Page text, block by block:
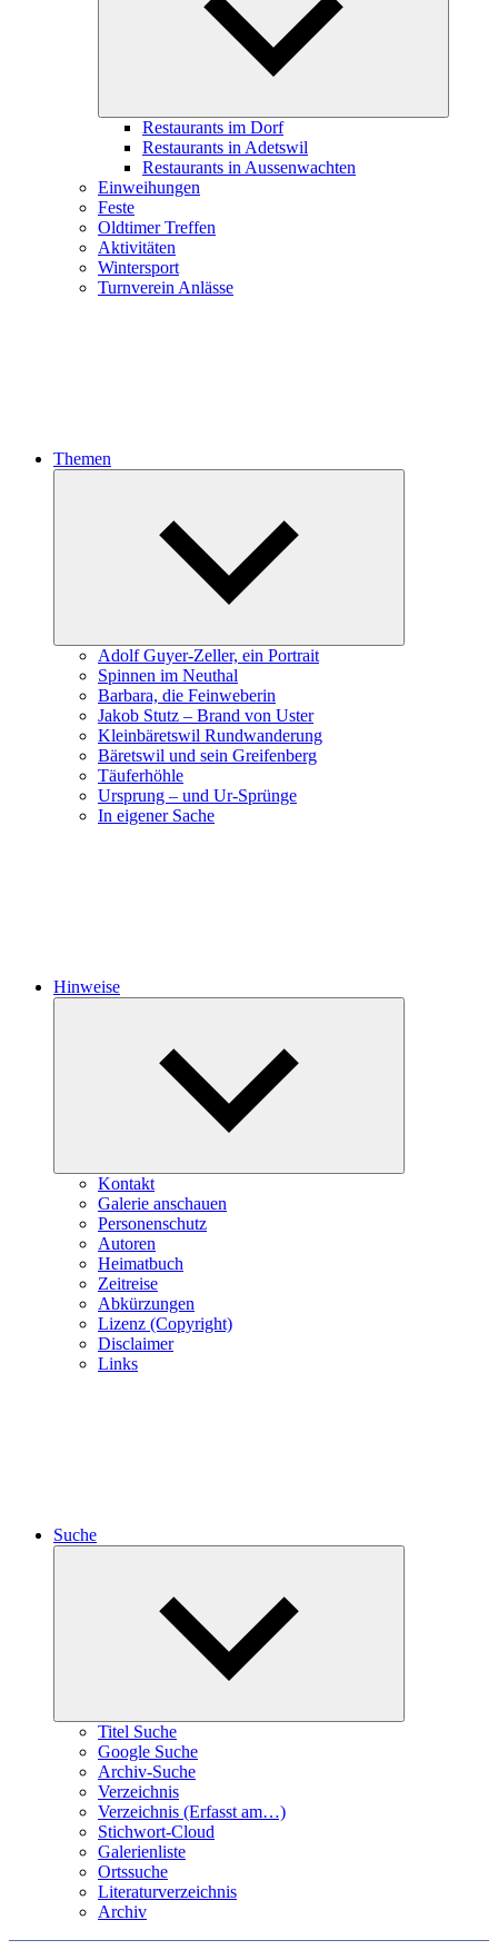
Restaurants im Dorf
Restaurants in Adetswil
Restaurants in Aussenwachten
Einweihungen
Feste
Oldtimer Treffen
Aktivitäten
Wintersport
Turnverein Anlässe
Themen
Adolf Guyer-Zeller, ein Portrait
Spinnen im Neuthal
Barbara, die Feinweberin
Jakob Stutz – Brand von Uster
Kleinbäretswil Rundwanderung
Bäretswil und sein Greifenberg
Täuferhöhle
Ursprung – und Ur-Sprünge
In eigener Sache
Hinweise
Kontakt
Galerie anschauen
Personenschutz
Autoren
Heimatbuch
Zeitreise
Abkürzungen
Lizenz (Copyright)
Disclaimer
Links
Suche
Titel Suche
Google Suche
Archiv-Suche
Verzeichnis
Verzeichnis (Erfasst am…)
Stichwort-Cloud
Galerienliste
Ortssuche
Literaturverzeichnis
Archiv